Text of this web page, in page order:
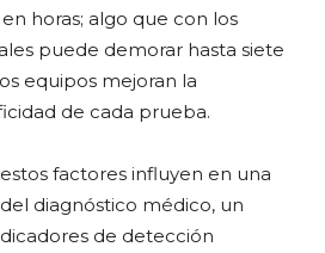
horas; algo que con los
puede demorar hasta siete
equipos mejoran la
de cada prueba.
factores influyen en una
diagnóstico médico, un
de detección